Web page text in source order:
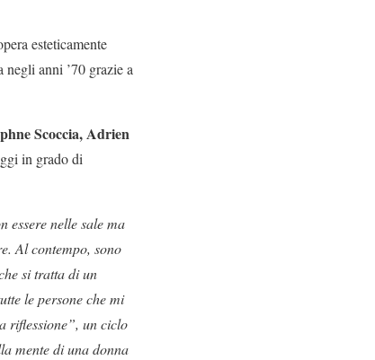
esteticamente
anni ’70 grazie a
Scoccia, Adrien
in grado di
essere nelle sale ma
Al contempo, sono
si tratta di un
le persone che mi
riflessione”, un ciclo
mente di una donna